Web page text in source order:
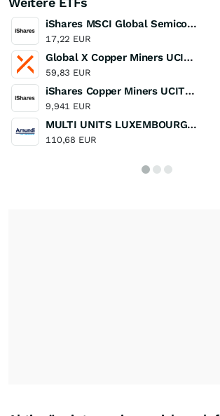
iShares MSCI Global Semiconductors UCITS ETF USD (Acc)
17,22 EUR
Global X Copper Miners UCITS ETF USD Acc
59,83 EUR
iShares Copper Miners UCITS ETF
9,941 EUR
MULTI UNITS LUXEMBOURG - Lyxor MSCI Semiconductors ESG Filtered
110,68 EUR